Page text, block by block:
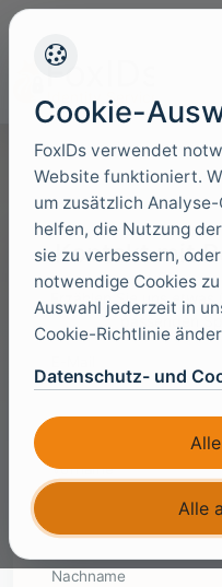
Kontakt mit
Erzählen Sie uns
passenden
Vorname
Nachname
Cookie-
FoxIDs verwendet
Website funktioniert.
um zusätzlich
helfen, die Nutzung
sie zu verbessern,
notwendige Cookies
Auswahl jederzeit in
Cookie-Richtlinie
Datenschutz- und
Alle